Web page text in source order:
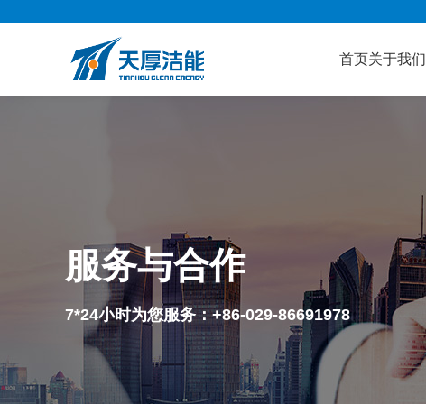
首页关于我们
服务与合作
7*24小时为您服务：+86-029-86691978